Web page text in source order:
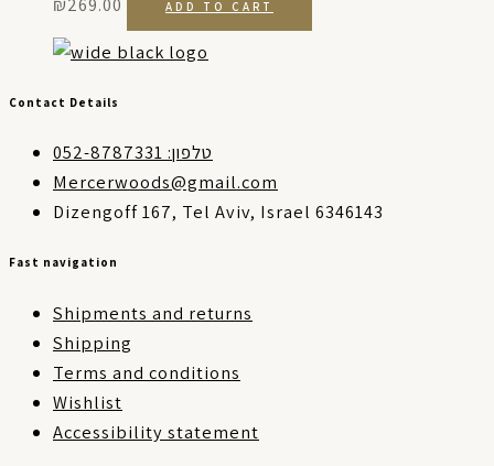
ADD TO CART
Contact Details
טלפון: 052-8787331
Mercerwoods@gmail.com
Dizengoff 167, Tel Aviv, Israel 6346143
Fast navigation
Shipments and returns
Shipping
Terms and conditions
Wishlist
Accessibility statement